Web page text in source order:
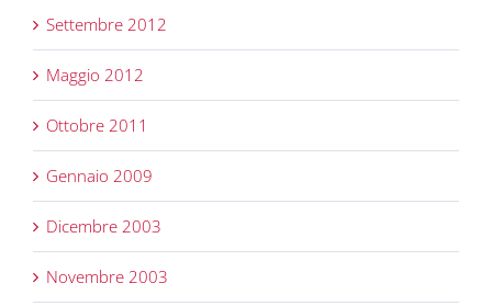
Settembre 2012
Maggio 2012
Ottobre 2011
Gennaio 2009
Dicembre 2003
Novembre 2003